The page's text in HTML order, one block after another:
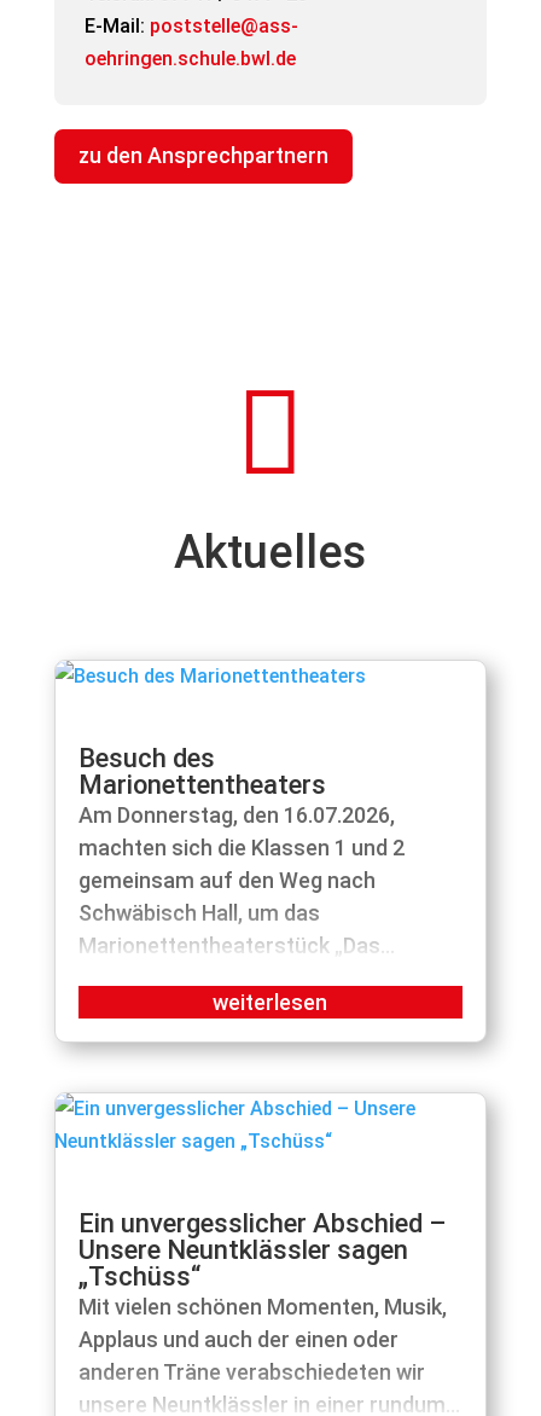
E-Mail: poststelle@ass-
oehringen.schule.bwl.de
zu den Ansprechpartnern

Aktuelles
Besuch des
Marionettentheaters
Am Donnerstag, den 16.07.2026,
machten sich die Klassen 1 und 2
gemeinsam auf den Weg nach
Schwäbisch Hall, um das
Marionettentheaterstück „Das...
Ein unvergesslicher Abschied –
Unsere Neuntklässler sagen
„Tschüss“
Mit vielen schönen Momenten, Musik,
Applaus und auch der einen oder
anderen Träne verabschiedeten wir
unsere Neuntklässler in einer rundum...